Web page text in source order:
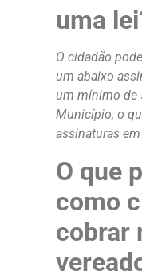
uma
O cidadão
um abaixo
um mínimo de
Município, o
assinaturas
O que
como
cobrar